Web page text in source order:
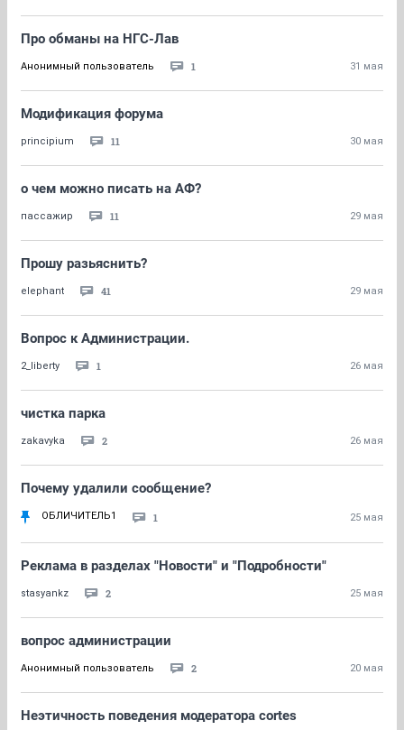
Про обманы на НГС-Лав
Анонимный пользователь 1 31 мая
Модификация форума
principium 11 30 мая
о чем можно писать на АФ?
пассажир 11 29 мая
Прошу разьяснить?
elephant 41 29 мая
Вопрос к Администрации.
2_liberty 1 26 мая
чистка парка
zakavyka 2 26 мая
Почему удалили сообщение?
ОБЛИЧИТЕЛЬ1 1 25 мая
Реклама в разделах "Новости" и "Подробности"
stasyankz 2 25 мая
вопрос администрации
Анонимный пользователь 2 20 мая
Неэтичность поведения модератора cortes